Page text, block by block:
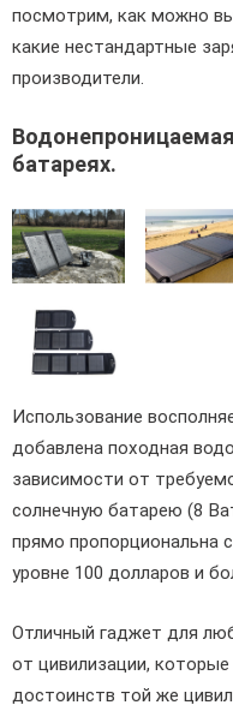
посмотрим, как можно
какие нестандартные
производители.
батареях.
Использование
добавлена походная
зависимости от
солнечную батарею (8
прямо пропорциональна
уровне 100 долларов и
Отличный гаджет для
от цивилизации,
достоинств той же